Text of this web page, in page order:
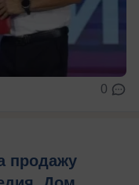
0
продажу